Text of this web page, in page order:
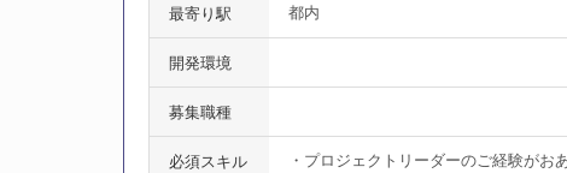
最寄り駅 都内
開発環境
募集職種
必須スキル ・プロジェクトリーダーのご経験がお